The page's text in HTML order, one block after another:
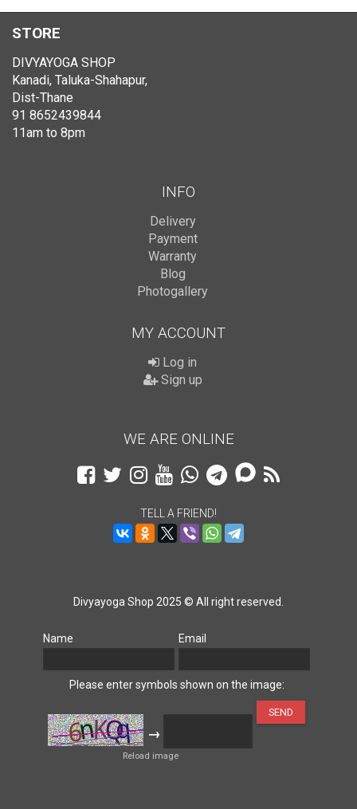
STORE
DIVYAYOGA SHOP
Kanadi, Taluka-Shahapur,
Dist-Thane
91 8652439844
11am to 8pm
INFO
Delivery
Payment
Warranty
Blog
Photogallery
MY ACCOUNT
Log in
Sign up
WE ARE ONLINE
TELL A FRIEND!
Divyayoga Shop 2025 © All right reserved.
Name Email
Please enter symbols shown on the image:
→
Reload image